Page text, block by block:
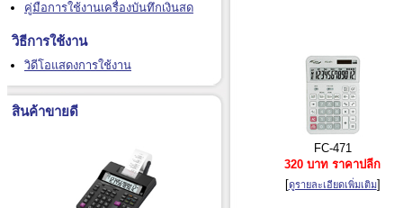
คู่มือการใช้งานเครื่องบันทึกเงินสด
วิธีการใช้งาน
วิดีโอแสดงการใช้งาน
สินค้าขายดี
FC-471
320 บาท ราคาปลีก
[ดูรายละเอียดเพิ่มเติม]